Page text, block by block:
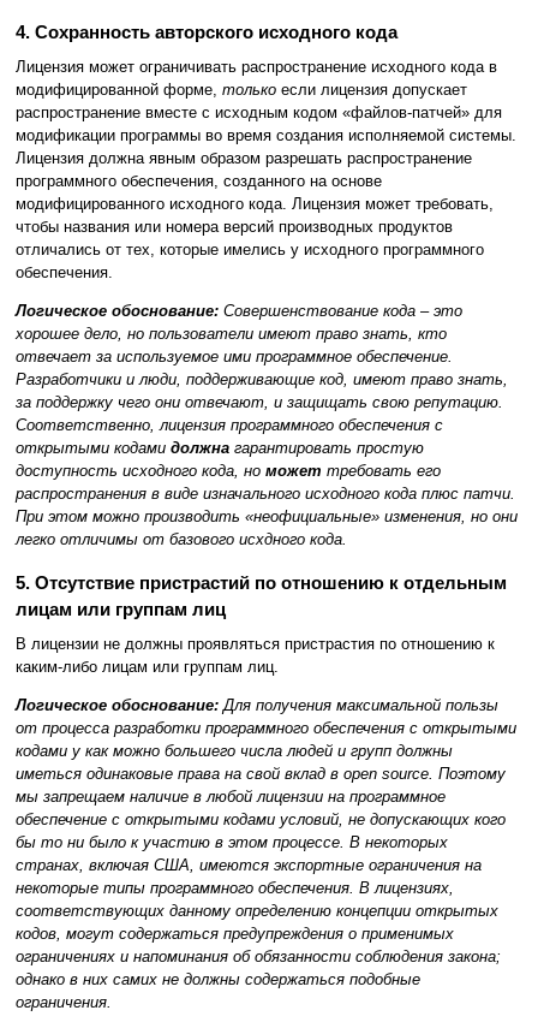
4. Сохранность авторского исходного кода
Лицензия может ограничивать распространение исходного кода в
модифицированной форме, только если лицензия допускает
распространение вместе с исходным кодом «файлов-патчей» для
модификации программы во время создания исполняемой системы.
Лицензия должна явным образом разрешать распространение
программного обеспечения, созданного на основе
модифицированного исходного кода. Лицензия может требовать,
чтобы названия или номера версий производных продуктов
отличались от тех, которые имелись у исходного программного
обеспечения.
Логическое обоснование: Совершенствование кода – это
хорошее дело, но пользователи имеют право знать, кто
отвечает за используемое ими программное обеспечение.
Разработчики и люди, поддерживающие код, имеют право знать,
за поддержку чего они отвечают, и защищать свою репутацию.
Соответственно, лицензия программного обеспечения с
открытыми кодами должна гарантировать простую
доступность исходного кода, но может требовать его
распространения в виде изначального исходного кода плюс патчи.
При этом можно производить «неофициальные» изменения, но они
легко отличимы от базового исхдного кода.
5. Отсутствие пристрастий по отношению к отдельным
лицам или группам лиц
В лицензии не должны проявляться пристрастия по отношению к
каким-либо лицам или группам лиц.
Логическое обоснование: Для получения максимальной пользы
от процесса разработки программного обеспечения с открытыми
кодами у как можно большего числа людей и групп должны
иметься одинаковые права на свой вклад в open source. Поэтому
мы запрещаем наличие в любой лицензии на программное
обеспечение с открытыми кодами условий, не допускающих кого
бы то ни было к участию в этом процессе. В некоторых
странах, включая США, имеются экспортные ограничения на
некоторые типы программного обеспечения. В лицензиях,
соответствующих данному определению концепции открытых
кодов, могут содержаться предупреждения о применимых
ограничениях и напоминания об обязанности соблюдения закона;
однако в них самих не должны содержаться подобные
ограничения.